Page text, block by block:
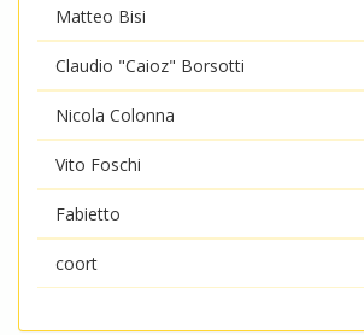
Matteo Bisi
Claudio "Caioz" Borsotti
Nicola Colonna
Vito Foschi
Fabietto
coort